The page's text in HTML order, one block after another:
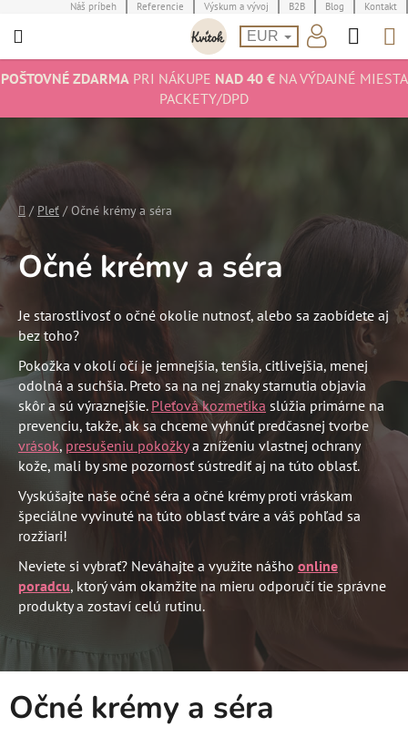
na
Náš príbeh Referencie Výskum a vývoj B2B Blog Kontakt
EUR
POŠTOVNÉ ZDARMAPRI NÁKUPE NAD 40 €NA VÝDAJNÉ MIESTA
PACKETY/DPD
Domov
/ Pleť / Očné krémy a séra
Očné krémy a séra
Je starostlivosť o očné okolie nutnosť, alebo sa zaobídete aj
bez toho?
Pokožka v okolí očí je jemnejšia, tenšia, citlivejšia, menej
odolná a suchšia. Preto sa na nej znaky starnutia objavia
skôr a sú výraznejšie. Pleťová kozmetika slúžia primárne na
prevenciu, takže, ak sa chceme vyhnúť predčasnej tvorbe
vrások, presušeniu pokožkya zníženiu vlastnej ochrany
kože, mali by sme pozornosť sústrediť aj na túto oblasť.
Vyskúšajte naše očné séra a očné krémy proti vráskam
špeciálne vyvinuté na túto oblasť tváre a váš pohľad sa
rozžiari!
Neviete si vybrať? Neváhajte a využite nášho online
poradcu, ktorý vám okamžite na mieru odporučí tie správne
produkty a zostaví celú rutinu.
Očné krémy a séra